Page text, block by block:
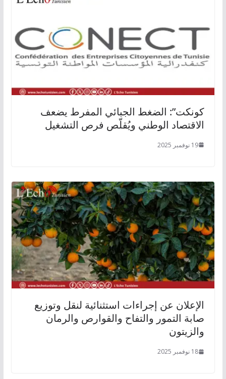
كونكت”: الضغط الجبائي المفرط يضعف
الاقتصاد الوطني ويُقلّص فرص التشغيل
19 نوفمبر 2025
الإعلان عن إجراءات استثنائية لنقل وتوزيع
صابة التمور والتفاح والقوارص والرمان
والزيتون
18 نوفمبر 2025